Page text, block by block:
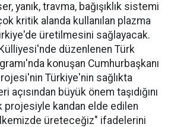
yanık, travma, bağışıklık sistemi
kritik alanda kullanılan plazma
üretilmesini sağlayacak.
düzenlenen Türk
konuşan Cumhurbaşkanı
Türkiye'nin sağlıkta
açısından büyük önem taşıdığını
projesiyle kandan elde edilen
üreteceğiz" ifadelerini